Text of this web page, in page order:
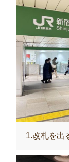
1.改札を出